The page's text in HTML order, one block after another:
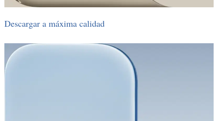
Descargar a máxima calidad